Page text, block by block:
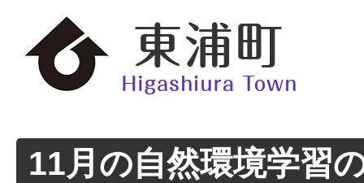
11月の自然環境学習